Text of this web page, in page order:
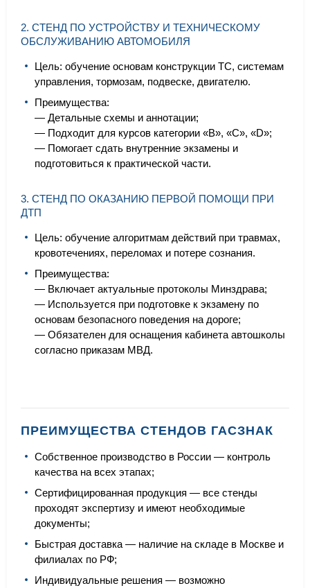
2. СТЕНД ПО УСТРОЙСТВУ И ТЕХНИЧЕСКОМУ
ОБСЛУЖИВАНИЮ АВТОМОБИЛЯ
Цель: обучение основам конструкции ТС, системам
управления, тормозам, подвеске, двигателю.
Преимущества:
— Детальные схемы и аннотации;
— Подходит для курсов категории «B», «C», «D»;
— Помогает сдать внутренние экзамены и
подготовиться к практической части.
3. СТЕНД ПО ОКАЗАНИЮ ПЕРВОЙ ПОМОЩИ ПРИ
ДТП
Цель: обучение алгоритмам действий при травмах,
кровотечениях, переломах и потере сознания.
Преимущества:
— Включает актуальные протоколы Минздрава;
— Используется при подготовке к экзамену по
основам безопасного поведения на дороге;
— Обязателен для оснащения кабинета автошколы
согласно приказам МВД.
ПРЕИМУЩЕСТВА СТЕНДОВ ГАСЗНАК
Собственное производство в России — контроль
качества на всех этапах;
Сертифицированная продукция — все стенды
проходят экспертизу и имеют необходимые
документы;
Быстрая доставка — наличие на складе в Москве и
филиалах по РФ;
Индивидуальные решения — возможно